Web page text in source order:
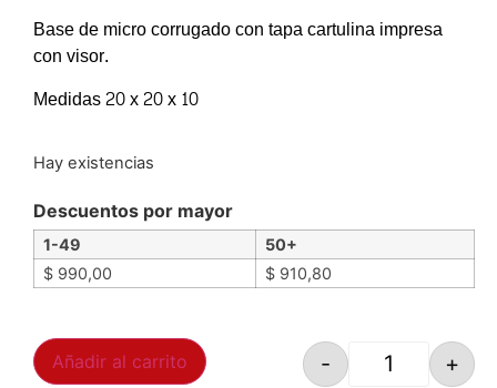
Base de micro corrugado con tapa cartulina impresa
con visor.
Medidas 20 x 20 x 10
Hay existencias
Descuentos por mayor
1-49
50+
$ 990,00 $ 910,80
- +
Añadir al carrito